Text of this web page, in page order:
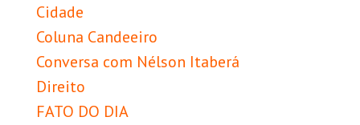
Cidade
Coluna Candeeiro
Conversa com Nélson Itaberá
Direito
FATO DO DIA